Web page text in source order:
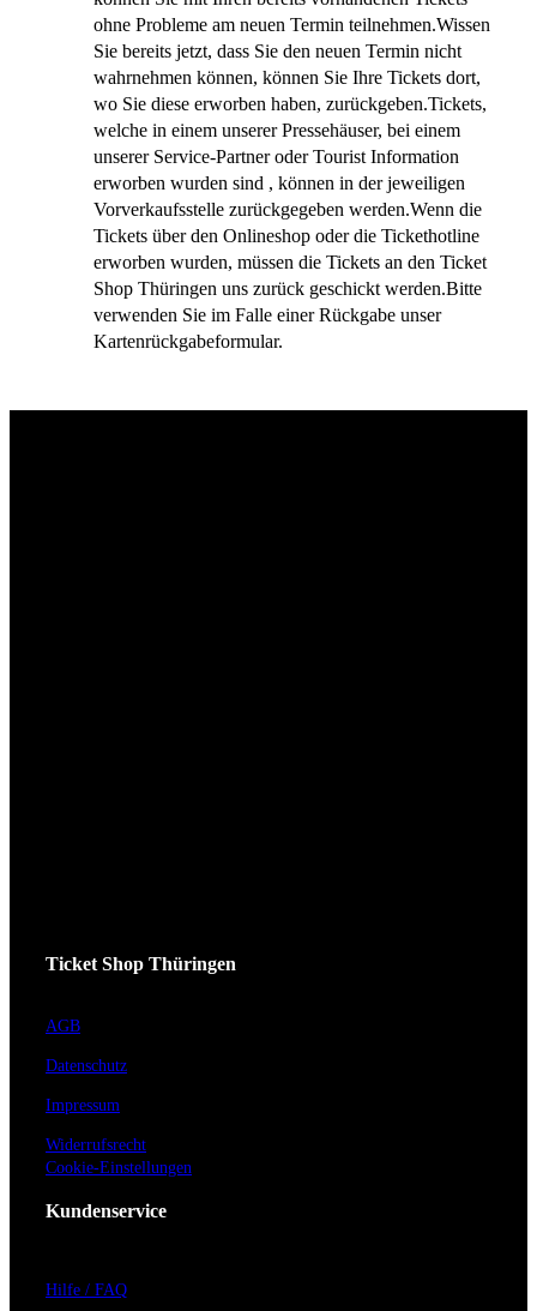
ohne Probleme am neuen Termin teilnehmen.Wissen
Sie bereits jetzt, dass Sie den neuen Termin nicht
wahrnehmen können, können Sie Ihre Tickets dort,
wo Sie diese erworben haben, zurückgeben.Tickets,
welche in einem unserer Pressehäuser, bei einem
unserer Service-Partner oder Tourist Information
erworben wurden sind , können in der jeweiligen
Vorverkaufsstelle zurückgegeben werden.Wenn die
Tickets über den Onlineshop oder die Tickethotline
erworben wurden, müssen die Tickets an den Ticket
Shop Thüringen uns zurück geschickt werden.Bitte
verwenden Sie im Falle einer Rückgabe unser
Kartenrückgabeformular.
Ticket Shop Thüringen
AGB
Datenschutz
Impressum
Widerrufsrecht
Cookie-Einstellungen
Kundenservice
Hilfe / FAQ